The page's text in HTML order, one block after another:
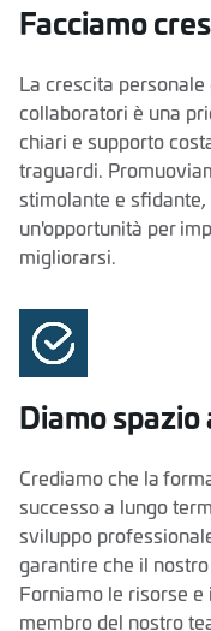
Facciamo
La crescita
collaboratori è una
chiari e supporto
traguardi.
stimolante e
un'opportunità per
migliorarsi.
Diamo
Crediamo che la
successo a lungo
sviluppo
garantire che il
Forniamo le risorse
membro del nostro